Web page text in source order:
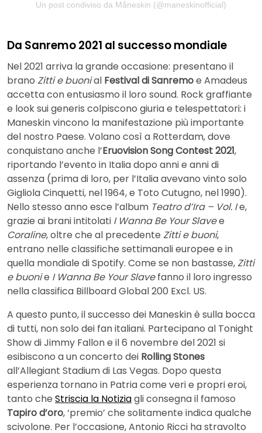
Un post condiviso da Måneskin (@maneskinofficial)
Da Sanremo 2021 al successo mondiale
Nel 2021 arriva la grande occasione: presentano il
brano Zitti e buonial Festival di Sanremoe Amadeus
accetta con entusiasmo il loro sound. Rock graffiante
e look sui generis colpiscono giuria e telespettatori: i
Maneskin vincono la manifestazione più importante
del nostro Paese. Volano così a Rotterdam, dove
conquistano anche l’Eruovision Song Contest 2021,
riportando l’evento in Italia dopo anni e anni di
assenza (prima di loro, per l’Italia avevano vinto solo
Gigliola Cinquetti, nel 1964, e Toto Cutugno, nel 1990).
Nello stesso anno esce l’album Teatro d’Ira – Vol. Ie,
grazie ai brani intitolati I Wanna Be Your Slavee
Coraline, oltre che al precedente Zitti e buoni,
entrano nelle classifiche settimanali europee e in
quella mondiale di Spotify. Come se non bastasse,Zitti
e buonie I Wanna Be Your Slavefanno il loro ingresso
nella classifica Billboard Global 200 Excl. US.
A questo punto, il successo dei Maneskin è sulla bocca
di tutti, non solo dei fan italiani. Partecipano al Tonight
Show di Jimmy Fallon e il 6 novembre del 2021 si
esibiscono a un concerto dei Rolling Stones
all’Allegiant Stadium di Las Vegas. Dopo questa
esperienza tornano in Patria come veri e propri eroi,
tanto che Striscia la Notiziagli consegna il famoso
Tapiro d’oro, ‘premio’ che solitamente indica qualche
scivolone. Per l’occasione, Antonio Ricci ha stravolto